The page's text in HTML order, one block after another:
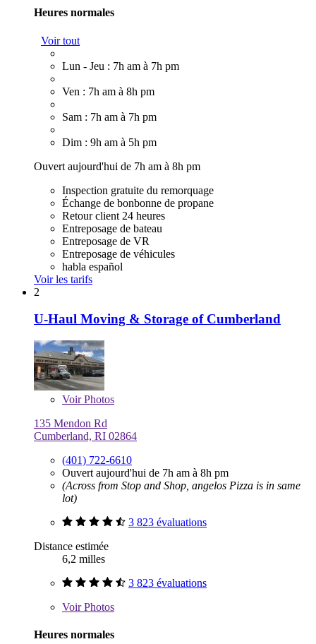
Heures normales
Voir tout
Lun - Jeu : 7h am à 7h pm
Ven : 7h am à 8h pm
Sam : 7h am à 7h pm
Dim : 9h am à 5h pm
Ouvert aujourd'hui de 7h am à 8h pm
Inspection gratuite du remorquage
Échange de bonbonne de propane
Retour client 24 heures
Entreposage de bateau
Entreposage de VR
Entreposage de véhicules
habla español
Voir les tarifs
2
U-Haul Moving & Storage of Cumberland
VoirPhotos
135 Mendon Rd
Cumberland, RI 02864
(401) 722-6610
Ouvert aujourd'hui de 7h am à 8h pm
(Across from Stop and Shop, angelos Pizza is in same
lot)
3 823 évaluations
Distance estimée
6,2 milles
3 823 évaluations
VoirPhotos
Heures normales